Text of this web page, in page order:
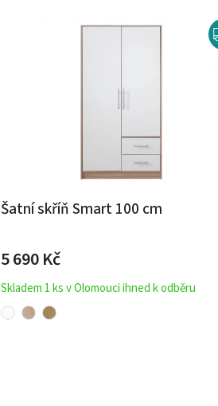
Šatní skříň Smart 100 cm
5 690 Kč
Skladem 1 ks v Olomouci ihned k odběru